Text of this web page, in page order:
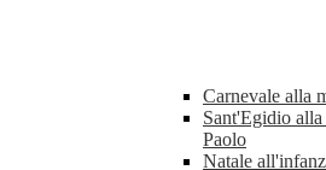
Carnevale alla
Sant'Egidio
Paolo
Natale